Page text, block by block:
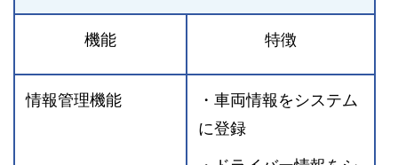
機能 特徴
情報管理機能
・車両情報をシステム
に登録